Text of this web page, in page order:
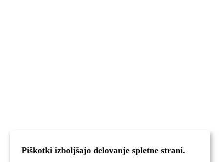
Piškotki izboljšajo delovanje spletne strani.